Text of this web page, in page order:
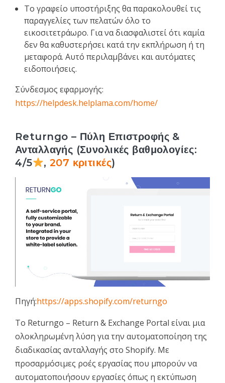
Το γραφείο υποστήριξης θα παρακολουθεί τις
παραγγελίες των πελατών όλο το
εικοσιτετράωρο. Για να διασφαλιστεί ότι καμία
δεν θα καθυστερήσει κατά την εκπλήρωση ή τη
μεταφορά. Αυτό περιλαμβάνει και αυτόματες
ειδοποιήσεις.
Σύνδεσμος εφαρμογής:
https://helpdesk.helplama.com/home/
Returngo – Πύλη Επιστροφής &
Ανταλλαγής (Συνολικές βαθμολογίες:
4/5
, 207 κριτικές)
Πηγή:https://apps.shopify.com/returngo
Το Returngo – Return & Exchange Portal είναι μια
ολοκληρωμένη λύση για την αυτοματοποίηση της
διαδικασίας ανταλλαγής στο Shopify. Με
προσαρμόσιμες ροές εργασίας που μπορούν να
αυτοματοποιήσουν εργασίες όπως η εκτύπωση